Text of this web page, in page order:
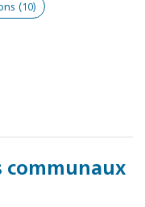
(10)
communaux